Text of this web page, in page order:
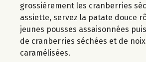
grossièrement les cranberries
assiette, servez la patate douce
jeunes pousses assaisonnées
de cranberries séchées et de
caramélisées.